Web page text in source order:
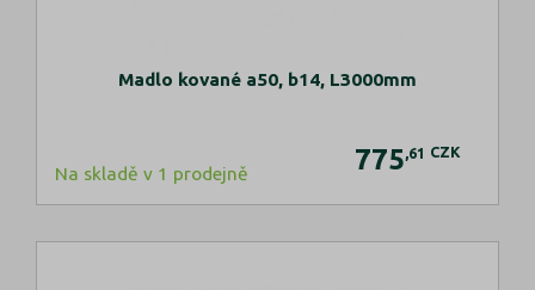
Madlo kované a50, b14, L3000mm
Na skladě v 1 prodejně 775 ,61 CZK